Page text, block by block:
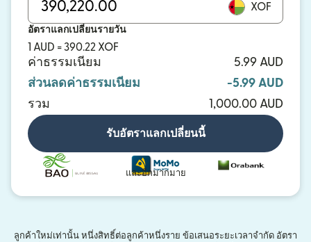
XOF
อัตราแลกเปลี่ยนรายวัน
1 AUD = 390.22 XOF
ค่าธรรมเนียม
5.99 AUD
ส่วนลดค่าธรรมเนียม
-5.99 AUD
รวม
1,000.00 AUD
รับอัตราแลกเปลี่ยนนี้
และอีกมากมาย
ลูกค้าใหม่เท่านั้น หนึ่งสิทธิ์ต่อลูกค้าหนึ่งราย ข้อเสนอระยะเวลาจำกัด อัตรา